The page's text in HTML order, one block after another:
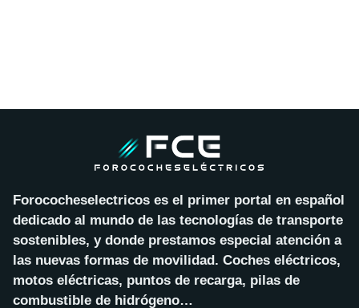
Forococheselectricos es el primer portal en español
dedicado al mundo de las tecnologías de transporte
sostenibles, y donde prestamos especial atención a
las nuevas formas de movilidad. Coches eléctricos,
motos eléctricas, puntos de recarga, pilas de
combustible de hidrógeno…